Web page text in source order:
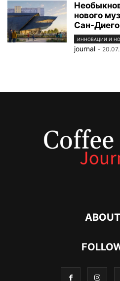
нового
Сан-Диего
ИННОВАЦИИ И
journal -